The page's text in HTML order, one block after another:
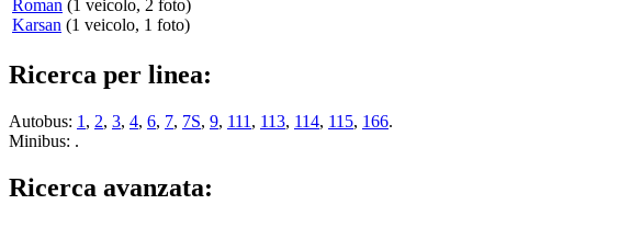
Roman (1 veicolo, 2 foto)
Karsan (1 veicolo, 1 foto)
Ricerca per linea:
Autobus: 1 , 2, 3, 4, 6, 7, 7S, 9, 111 , 113, 114, 115, 166.
Minibus: .
Ricerca avanzata: